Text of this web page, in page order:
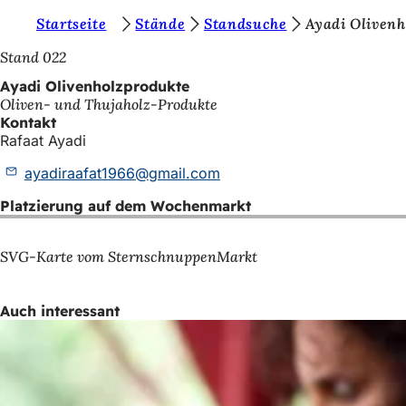
Inhalt anspringen
i
e
b
e
f
i
n
d
n
Startseite Stände Standsuche
Ayadi
Stand 022
Ayadi Olivenholzprodukte
Oliven- und Thujaholz-Produkte
Kontakt
Rafaat Ayadi
ayadiraafat1966
gmail com
Platzierung auf dem Wochenmarkt
SVG-Karte vom SternschnuppenMarkt
Auch interessant